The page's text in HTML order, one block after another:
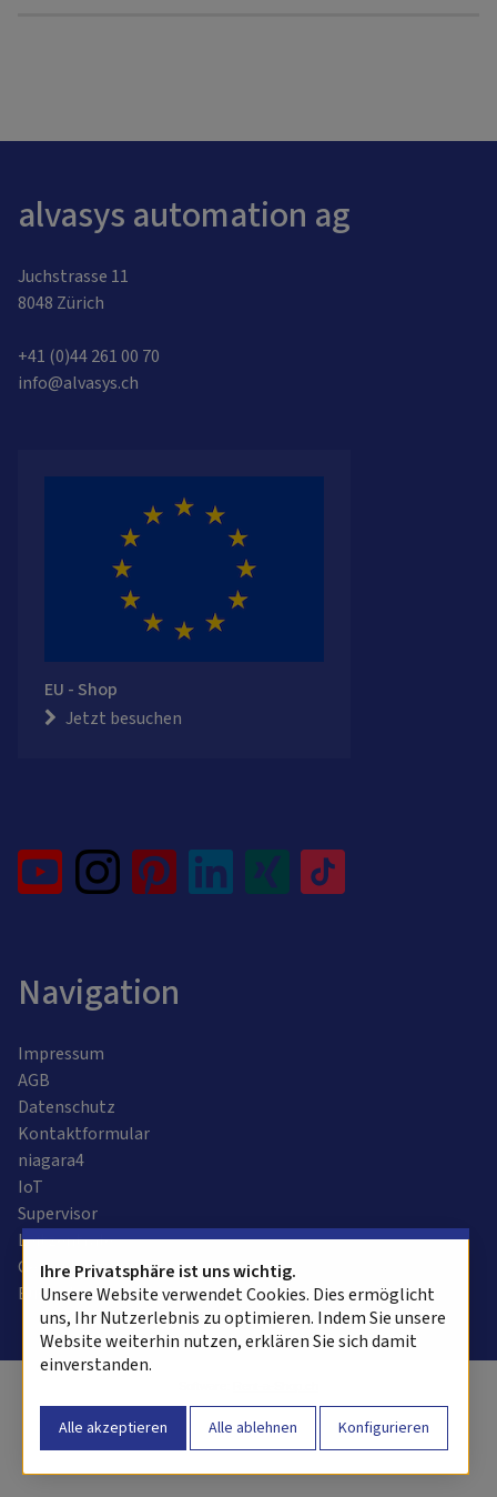
alvasys automation ag
Juchstrasse 11
8048 Zürich
+41 (0)44 261 00 70
info@alvasys.ch
EU - Shop
Jetzt besuchen
Navigation
Impressum
AGB
Datenschutz
Kontaktformular
niagara4
IoT
Supervisor
Leitzentrale
Gebäudeautomation
Bussysteme
Ihre Privatsphäre ist uns wichtig.
Unsere Website verwendet Cookies. Dies ermöglicht
uns, Ihr Nutzerlebnis zu optimieren. Indem Sie unsere
Website weiterhin nutzen, erklären Sie sich damit
einverstanden.